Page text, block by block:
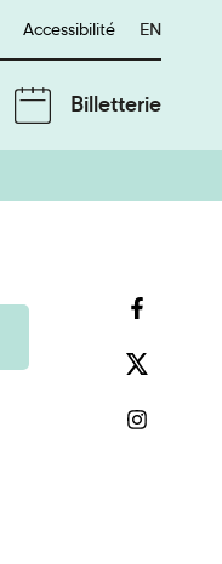
Accessibilité English
EN
Billetterie